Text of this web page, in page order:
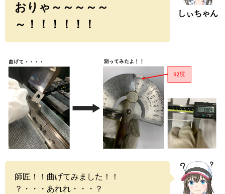
しぃちゃん
おりゃ～～～～～
～！！！！！！
師匠！！曲げてみました！！
？・・・あれれ・・・？